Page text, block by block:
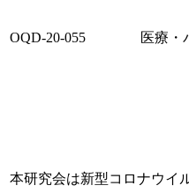
OQD-20-055 医療・
本研究会は新型コロナウイ